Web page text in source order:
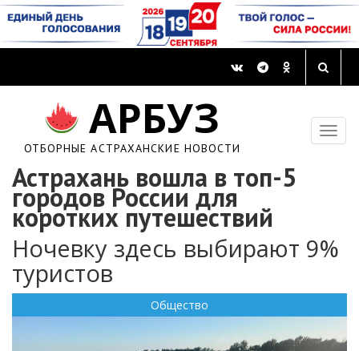
АРБУЗ
ОТБОРНЫЕ АСТРАХАНСКИЕ НОВОСТИ
Астрахань вошла в топ-5
городов России для
коротких путешествий
Ночевку здесь выбирают 9%
туристов
Общество